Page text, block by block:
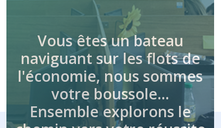
Vous êtes un bateau
naviguant sur les flots de
l'économie, nous sommes
votre boussole…
Ensemble explorons le